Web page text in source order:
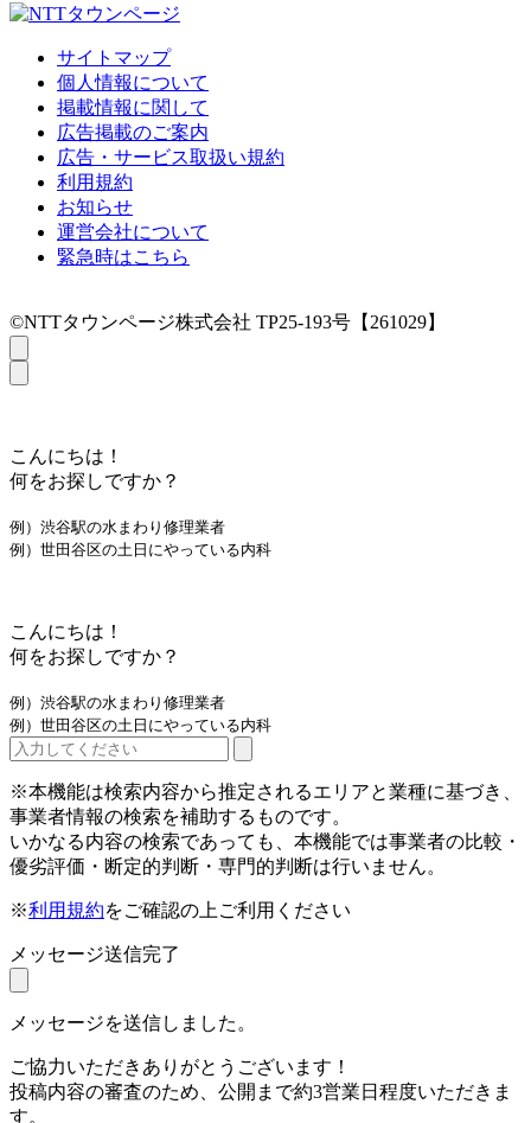
サイトマップ
個人情報について
掲載情報に関して
広告掲載のご案内
広告・サービス取扱い規約
利用規約
お知らせ
運営会社について
緊急時はこちら
©NTTタウンページ株式会社 TP25-193号【261029】
こんにちは！
何をお探しですか？
例）渋谷駅の水まわり修理業者
例）世田谷区の土日にやっている内科
こんにちは！
何をお探しですか？
例）渋谷駅の水まわり修理業者
例）世田谷区の土日にやっている内科
※本機能は検索内容から推定されるエリアと業種に基づき、
事業者情報の検索を補助するものです。
いかなる内容の検索であっても、本機能では事業者の比較・
優劣評価・断定的判断・専門的判断は行いません。
※利用規約をご確認の上ご利用ください
メッセージ送信完了
メッセージを送信しました。
ご協力いただきありがとうございます！
投稿内容の審査のため、公開まで約3営業日程度いただきま
す。